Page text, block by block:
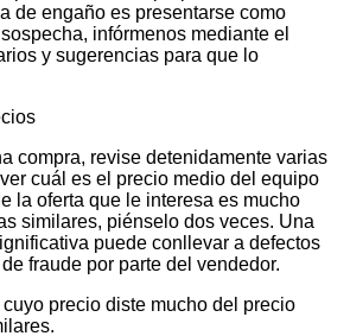
de engaño es presentarse como
infórmenos mediante el
y sugerencias para que lo
compra, revise detenidamente varias
cuál es el precio medio del equipo
la oferta que le interesa es mucho
similares, piénselo dos veces. Una
puede conllevar a defectos
fraude por parte del vendedor.
precio diste mucho del precio